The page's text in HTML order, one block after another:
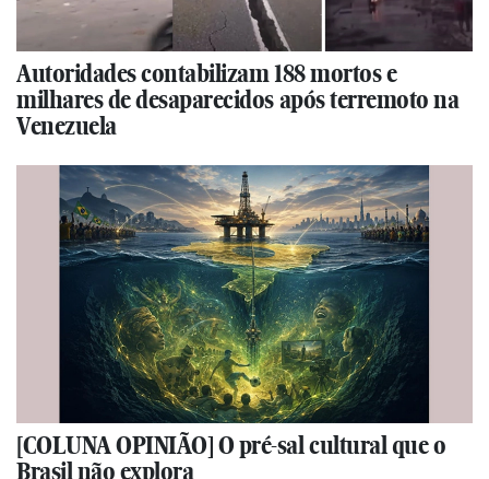
Autoridades contabilizam 188 mortos e
milhares de desaparecidos após terremoto na
Venezuela
[COLUNA OPINIÃO] O pré-sal cultural que o
Brasil não explora